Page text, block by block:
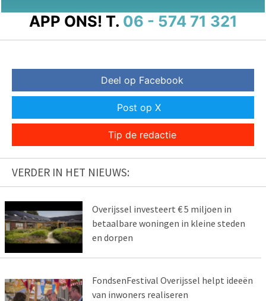
APP ONS! T. 06 - 574 71 321
Deel op Facebook
Post op X
Tip de redactie
VERDER IN HET NIEUWS:
Overijssel investeert € 5 miljoen in
betaalbare woningen in kleine steden
en dorpen
FondsenFestival Overijssel helpt ideeën
van inwoners realiseren